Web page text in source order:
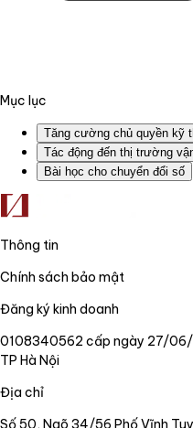
Mục lục
Tăng cường chủ quyền kỹ
Tác động đến thị trường
Bài học cho chuyển đổi số
Thông tin
Chính sách bảo mật
Đăng ký kinh doanh
0108340562 cấp ngày 27/06/
TP Hà Nội
Địa chỉ
Số 50, Ngõ 34/56 Phố Vĩnh